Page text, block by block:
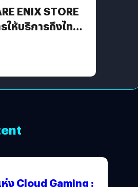
ENIX STORE
ให้บริการถึงไทย
ง Cloud Gaming :